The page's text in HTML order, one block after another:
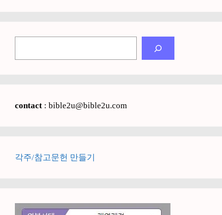
contact : bible2u@bible2u.com
각주/참고문헌 만들기